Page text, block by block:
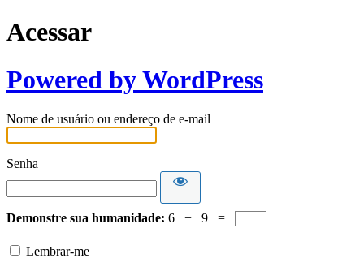
Acessar
Powered by WordPress
Nome de usuário ou endereço de e-mail
Senha
Demonstre sua humanidade: 6 + 9 =
Lembrar-me